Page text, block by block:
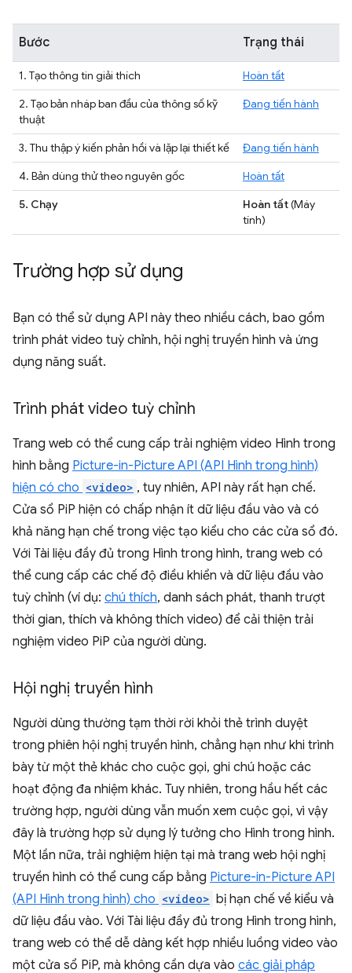
Bước Trạng thái
1. Tạo thông tin giải thích
Hoàn tất
2. Tạo bản nháp ban đầu của thông số kỹ
thuật
Đang tiến hành
3. Thu thập ý kiến phản hồi và lặp lại thiết kế
Đang tiến hành
4. Bản dùng thử theo nguyên gốc
Hoàn tất
5. Chạy
Hoàn tất(Máy
tính)
Trường hợp sử dụng
Bạn có thể sử dụng API này theo nhiều cách, bao gồm
trình phát video tuỳ chỉnh, hội nghị truyền hình và ứng
dụng năng suất.
Trình phát video tuỳ chỉnh
Trang web có thể cung cấp trải nghiệm video Hình trong
hình bằng Picture-in-Picture API (API Hình trong hình)
hiện có cho <video> , tuy nhiên, API này rất hạn chế.
Cửa sổ PiP hiện có chấp nhận ít dữ liệu đầu vào và có
khả năng hạn chế trong việc tạo kiểu cho các cửa sổ đó.
Với Tài liệu đầy đủ trong Hình trong hình, trang web có
thể cung cấp các chế độ điều khiển và dữ liệu đầu vào
tuỳ chỉnh (ví dụ: chú thích, danh sách phát, thanh trượt
thời gian, thích và không thích video) để cải thiện trải
nghiệm video PiP của người dùng.
Hội nghị truyền hình
Người dùng thường tạm thời rời khỏi thẻ trình duyệt
trong phiên hội nghị truyền hình, chẳng hạn như khi trình
bày từ một thẻ khác cho cuộc gọi, ghi chú hoặc các
hoạt động đa nhiệm khác. Tuy nhiên, trong hầu hết các
trường hợp, người dùng vẫn muốn xem cuộc gọi, vì vậy
đây là trường hợp sử dụng lý tưởng cho Hình trong hình.
Một lần nữa, trải nghiệm hiện tại mà trang web hội nghị
truyền hình có thể cung cấp bằng Picture-in-Picture API
(API Hình trong hình) cho <video> bị hạn chế về kiểu và
dữ liệu đầu vào. Với Tài liệu đầy đủ trong Hình trong hình,
trang web có thể dễ dàng kết hợp nhiều luồng video vào
một cửa sổ PiP, mà không cần dựa vào các giải pháp